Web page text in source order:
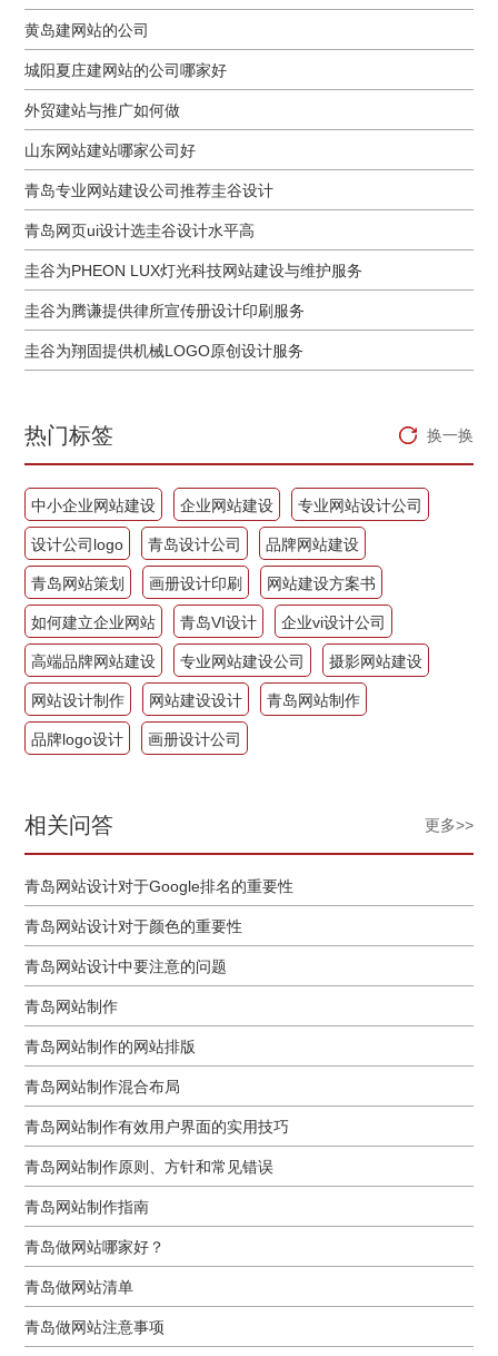
黄岛建网站的公司
城阳夏庄建网站的公司哪家好
外贸建站与推广如何做
山东网站建站哪家公司好
青岛专业网站建设公司推荐圭谷设计
青岛网页ui设计选圭谷设计水平高
圭谷为PHEON LUX灯光科技网站建设与维护服务
圭谷为腾谦提供律所宣传册设计印刷服务
圭谷为翔固提供机械LOGO原创设计服务
热门标签 换一换
中小企业网站建设 企业网站建设 专业网站设计公司
设计公司logo 青岛设计公司 品牌网站建设
青岛网站策划 画册设计印刷 网站建设方案书
如何建立企业网站 青岛VI设计 企业vi设计公司
高端品牌网站建设 专业网站建设公司 摄影网站建设
网站设计制作 网站建设设计 青岛网站制作
品牌logo设计 画册设计公司
相关问答 更多>>
青岛网站设计对于Google排名的重要性
青岛网站设计对于颜色的重要性
青岛网站设计中要注意的问题
青岛网站制作
青岛网站制作的网站排版
青岛网站制作混合布局
青岛网站制作有效用户界面的实用技巧
青岛网站制作原则、方针和常见错误
青岛网站制作指南
青岛做网站哪家好？
青岛做网站清单
青岛做网站注意事项